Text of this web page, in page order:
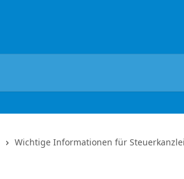
Wichtige Informationen für